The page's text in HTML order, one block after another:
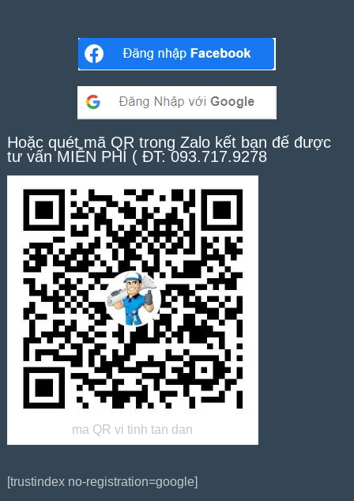
Hoặc quét mã QR trong Zalo kết bạn để được
tư vấn MIỄN PHÍ ( ĐT: 093.717.9278
ma QR vi tinh tan dan
[trustindex no-registration=google]